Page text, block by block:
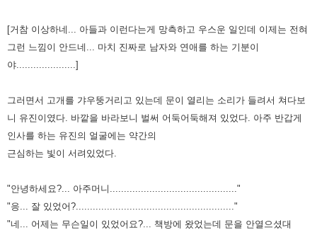
[거참 이상하네... 아들과 이런다는게 망측하고 우스운 일인데 이제는 전혀
그런 느낌이 안드네... 마치 진짜로 남자와 연애를 하는 기분이
야.....................]
그러면서 고개를 갸우뚱거리고 있는데 문이 열리는 소리가 들려서 쳐다보
니 유진이였다. 바깥을 바라보니 벌써 어둑어둑해져 있었다. 아주 반갑게
인사를 하는 유진의 얼굴에는 약간의
근심하는 빛이 서려있었다.
"안녕하세요?... 아주머니............................................."
"응... 잘 있었어?........................................................"
"네... 어제는 무슨일이 있었어요?... 책방에 왔었는데 문을 안열으셨대